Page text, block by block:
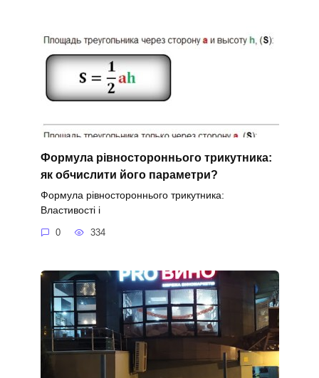
Формула рівностороннього трикутника:
як обчислити його параметри?
Формула рівностороннього трикутника:
Властивості і
0 334